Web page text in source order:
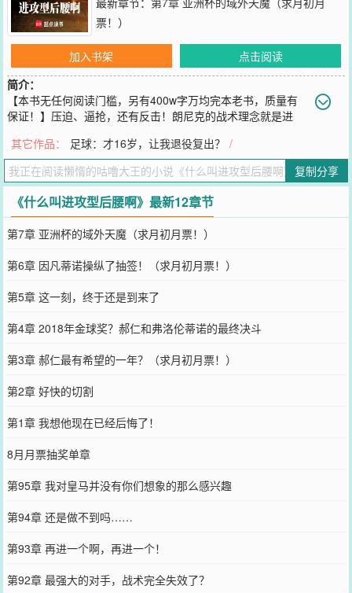
票！）
加入书架
点击阅读
简介：
【本书无任何阅读门槛，另有400w字万均完本老书，质量有
保证！】压迫、逼抢，还有反击！朗尼克的战术理念就是进
很好没错，问题是……老子是纯防守型后腰啊！防守后腰怎么融入朗
尼克的队伍？就在郝仁不知道接下来该怎么办的时候，他的系统来
了。【你获得了马克莱莱精准抢断模板】精准抢断模板？这不还是后
腰吗，能有啥用？【你获得了凯塞多暴力铲球模板】【你获得了弗朗
基-德容推进模板】不对，不对！全都不对！我要的是进攻模板！【你
获得了天赋：攻防一体】“……”极致的防守技术加上无可挑剔的进攻
理念，不知不觉中，郝仁的画风变得奇怪起来。躲到牛爷爷后面！
您要是觉得《什么叫进攻型后腰啊 》还不错的话请不要忘记向您QQ群
和微博微信里的朋友推荐哦！
其它作品： 足球：才16岁，让我退役复出？
/
复制分享
《什么叫进攻型后腰啊》最新12章节
第7章 亚洲杯的域外天魔（求月初月票！）
第6章 因凡蒂诺操纵了抽签！（求月初月票！）
第5章 这一刻，终于还是到来了
第4章 2018年金球奖？郝仁和弗洛伦蒂诺的最终决斗
第3章 郝仁最有希望的一年？（求月初月票！）
第2章 好快的切割
第1章 我想他现在已经后悔了！
8月月票抽奖单章
第95章 我对皇马并没有你们想象的那么感兴趣
第94章 还是做不到吗……
第93章 再进一个啊，再进一个！
第92章 最强大的对手，战术完全失效了？